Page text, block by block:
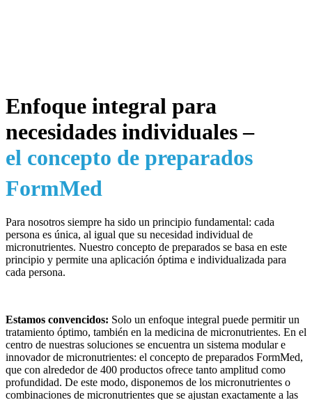
Enfoque integral para
necesidades individuales –
el concepto de preparados
FormMed
Para nosotros siempre ha sido un principio fundamental: cada
persona es única, al igual que su necesidad individual de
micronutrientes. Nuestro concepto de preparados se basa en este
principio y permite una aplicación óptima e individualizada para
cada persona.
Estamos convencidos: Solo un enfoque integral puede permitir un
tratamiento óptimo, también en la medicina de micronutrientes. En el
centro de nuestras soluciones se encuentra un sistema modular e
innovador de micronutrientes: el concepto de preparados FormMed,
que con alrededor de 400 productos ofrece tanto amplitud como
profundidad. De este modo, disponemos de los micronutrientes o
combinaciones de micronutrientes que se ajustan exactamente a las